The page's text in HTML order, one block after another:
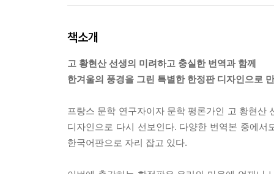
책소개
고 황현산 선생의 미려하고 충실한 번역과 함께
한겨울의 풍경을 그린 특별한 한정판 디자인으로
프랑스 문학 연구자이자 문학 평론가인 고 황현
디자인으로 다시 선보인다. 다양한 번역본 중에
한국어판으로 자리 잡고 있다.